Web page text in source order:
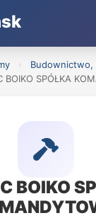
›
Budownictwo,
BOIKO SPÓŁKA
BOIKO